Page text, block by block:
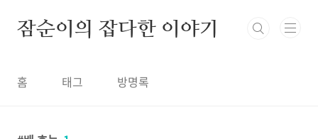
잠순이의 잡다한 이야기
홈 태그 방명록